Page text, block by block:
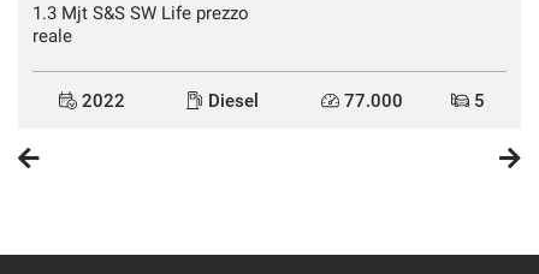
1.3 Mjt S&S SW Life prezzo
reale
2022 Diesel 77.000 5